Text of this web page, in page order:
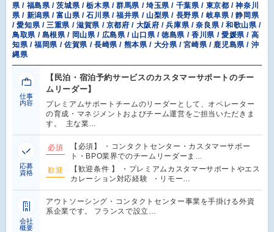
県 / 福島県 / 茨城県 / 栃木県 / 群馬県 / 埼玉県 / 千葉県 / 東京都 / 神奈川
県 / 新潟県 / 富山県 / 石川県 / 福井県 / 山梨県 / 長野県 / 岐阜県 / 静岡県
/ 愛知県 / 三重県 / 滋賀県 / 京都府 / 大阪府 / 兵庫県 / 奈良県 / 和歌山県 /
鳥取県 / 島根県 / 岡山県 / 広島県 / 山口県 / 徳島県 / 香川県 / 愛媛県 / 高
知県 / 福岡県 / 佐賀県 / 長崎県 / 熊本県 / 大分県 / 宮崎県 / 鹿児島県 / 沖
縄県
仕事
内容
【民泊・宿泊予約サービスのカスタマーサポートのチー
ムリーダー】
プレミアムサポートチームのリーダーとして、オペレーター
の育成・マネジメントおよびチーム運営をご担当いただきま
す。 主な業…
応募
資格
必須
【必須】 ・コンタクトセンター・カスタマーサポー
ト・BPO業界でのチームリーダーま…
歓迎
【歓迎条件 】 ・プレミアムカスタマーサポートやエス
カレーション対応経験 ・リモー…
会社
概要
アウトソーシング・コンタクトセンター事業を手掛ける外資
系企業です。 フランスで設立…